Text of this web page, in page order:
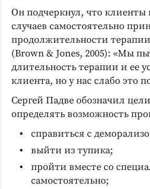
Он подчеркнул, что клиенты
случаев самостоятельно
продолжительности
(Brown & Jones, 2005): «Мы
длительность терапии и ее
клиента, но у нас слабо это
Сергей Падве обозначил
определять возможность
справиться с
выйти из тупика;
пройти вместе со
самостоятельно;